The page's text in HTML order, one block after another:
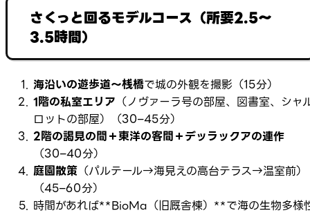
さくっと回るモデルコース（所要2.5〜
3.5時間）
海沿いの遊歩道〜桟橋で城の外観を撮影（15分）
1階の私室エリア （ノヴァーラ号の部屋、図書室、シャ
ロットの部屋）（30–45分）
2階の謁見の間＋東洋の客間＋デッラックアの連作
（30–40分）
庭園散策 （パルテール→海見えの高台テラス→温室前）
（45–60分）
時間があれば**BioMa（旧厩舎棟）**で海の生物多様